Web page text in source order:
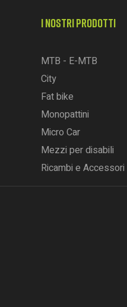
I NOSTRI PRODOTTI
MTB - E-MTB
City
Fat bike
Monopattini
Micro Car
Mezzi per disabili
Ricambi e Accessori